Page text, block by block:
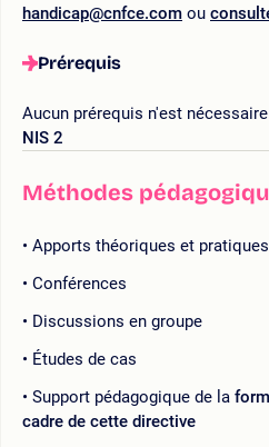
handicap@cnfce.com ou
Prérequis
Aucun prérequis n'est
NIS 2
Méthodes
Apports théoriques et pratiques
Conférences
Discussions en groupe
Études de cas
Support pédagogique de la
cadre de cette directive